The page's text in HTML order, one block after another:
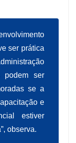
ser prática
podem ser
se a
e
estiver
observa.